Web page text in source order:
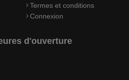
Termes et conditions
Connexion
d'ouverture